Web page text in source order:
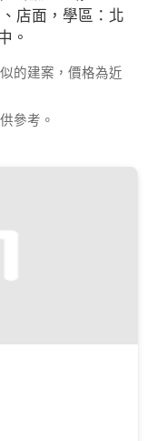
店面，學區：北
。
的建案，價格為近
參考。